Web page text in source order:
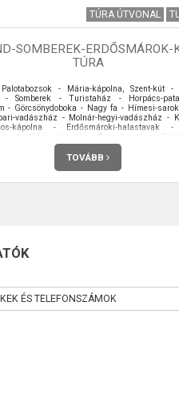
TÚRA ÚTVONAL
SOMBEREK-ERDŐSMÁROK-
TÚRA
- Mária-kápolna, Szent-kút -
- Somberek - Turistaház - Horpács-
- Görcsönydoboka - Nagy fa - Hímesi-
vadászház - Molnár-hegyi-vadászház -
kápolna - Erdősmároki-halastavak
- Liptódpusztai-völgy - Ruzsek-malom - Kátoly
TOVÁBB
ÉS TELEFONSZÁMOK